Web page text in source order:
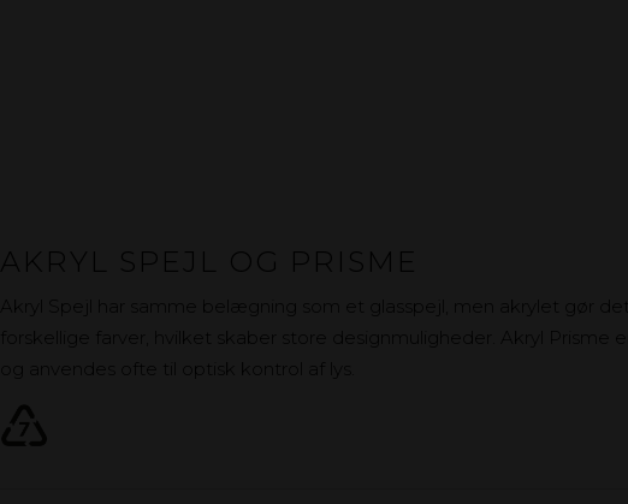
AKRYL SPEJL OG PRISME
Akryl Spejl har samme belægning som et glasspejl, men akrylet gør
forskellige farver, hvilket skaber store designmuligheder. Akryl Prisme
og anvendes ofte til optisk kontrol af lys.